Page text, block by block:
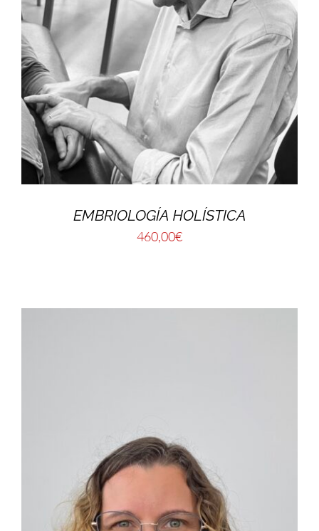
EMBRIOLOGÍA HOLÍSTICA
460,00€